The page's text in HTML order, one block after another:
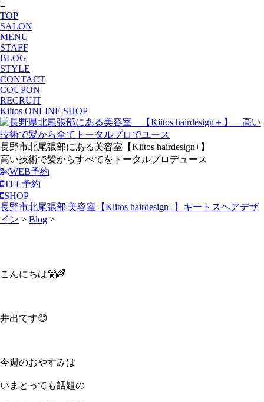
≡
TOP
SALON
MENU
STAFF
BLOG
STYLE
CONTACT
COUPON
RECRUIT
Kiitos ONLINE SHOP
長野市北尾張部にある美容室【Kiitos hairdesign+】
高い技術で髪からすべてをトータルプロデュース
WEB予約
TEL予約
SHOP
長野市北尾張部|美容室【Kiitos hairdesign+】キートスヘアデザ
イン > Blog >
こんにちは🤗🌈
井出です😊
今週のおやすみは
いまとっても話題の